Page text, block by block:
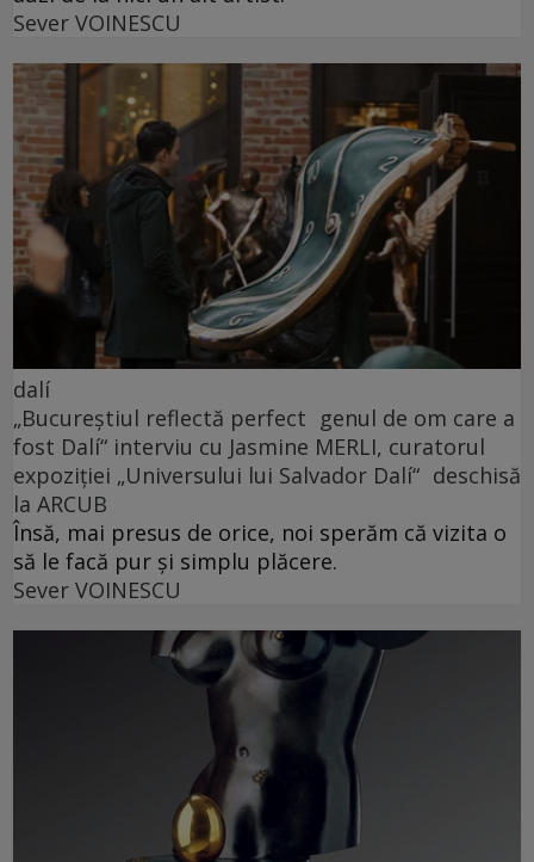
Sever VOINESCU
dalí
„Bucureștiul reflectă perfect genul de om care a
fost Dalí“ interviu cu Jasmine MERLI, curatorul
expoziției „Universului lui Salvador Dalí“ deschisă
la ARCUB
Însă, mai presus de orice, noi sperăm că vizita o
să le facă pur și simplu plăcere.
Sever VOINESCU